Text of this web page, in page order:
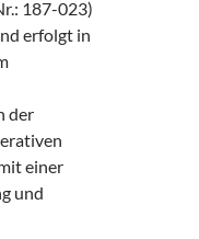
187-023)
erfolgt in
der
einer
und